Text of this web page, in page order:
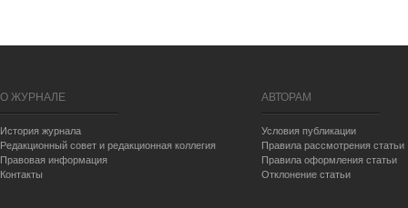
О ЖУРНАЛЕ
История журнала
Редакционный совет и редакционная коллегия
Правовая информация
Контакты
АВТОРАМ
Условия публикации
Правила рассмотрения статьи
Правила оформления статьи
Отклонение статьи